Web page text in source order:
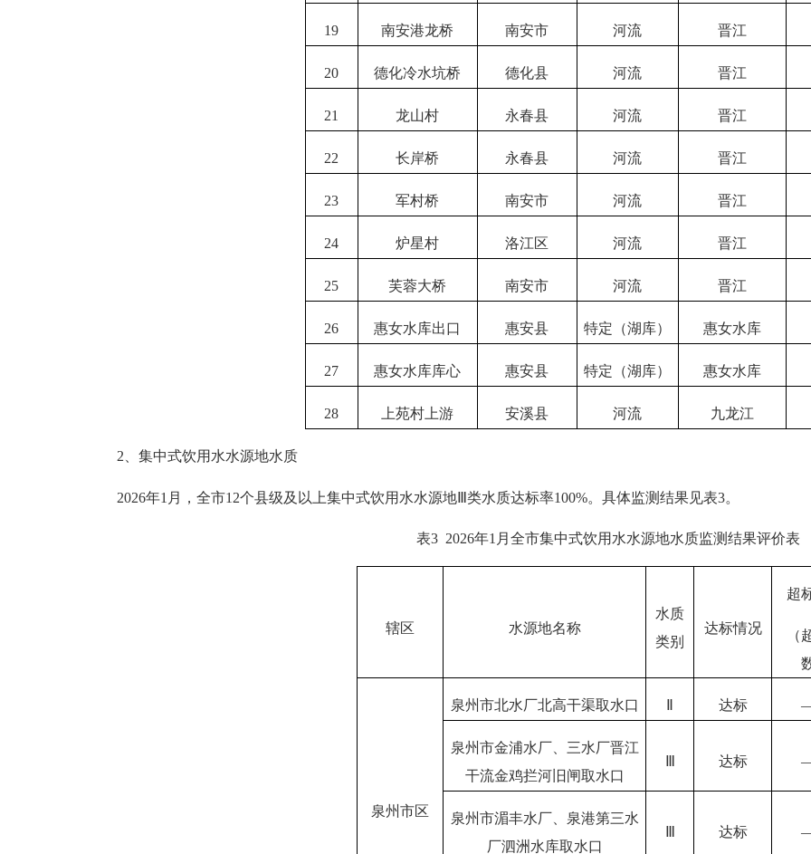
19 南安港龙桥 南安市 河流 晋江
20 德化冷水坑桥 德化县 河流 晋江
21 龙山村 永春县 河流 晋江
22 长岸桥 永春县 河流 晋江
23 军村桥 南安市 河流 晋江
24 炉星村 洛江区 河流 晋江
25 芙蓉大桥 南安市 河流 晋江
26 惠女水库出口 惠安县 特定（湖库） 惠女水库
27 惠女水库库心 惠安县 特定（湖库） 惠女水库
28 上苑村上游 安溪县 河流 九龙江
2、集中式饮用水水源地水质
2026年1 月，全市12个县级及以上集中式饮用水水源地Ⅲ类水质达标率100%。具体监测结果见表3。
表3 2026年1 月 全市集中式饮用水水源地水质监测结果评价表
辖区 水源地名称
水质
类别
达标情况
超
（
泉州市区
泉州市北水厂北高干渠取水口 达标
泉州市金浦水厂、三水厂晋江
干流金鸡拦河旧闸取水口
达标
泉州市湄丰水厂、泉港第三水
厂泗洲水库取水口
达标